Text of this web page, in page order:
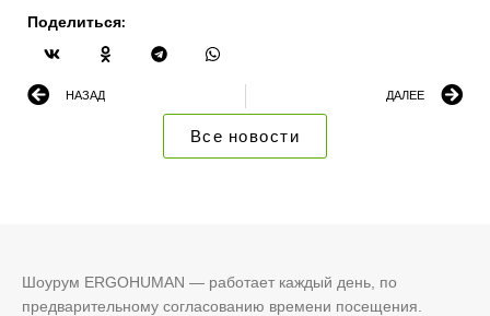
Поделиться:
НАЗАД ДАЛЕЕ
Все новости
Шоурум ERGOHUMAN — работает каждый день, по
предварительному согласованию времени посещения.